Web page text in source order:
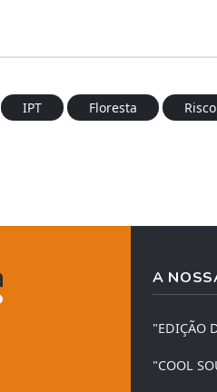
IPT Floresta
A
"EDIÇÃO
"COOL